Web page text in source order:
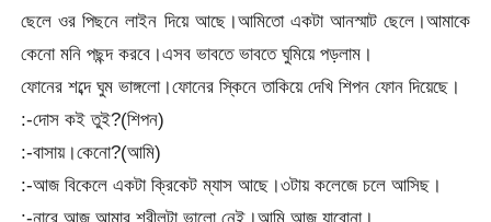
ছেলে ওর পিছনে লাইন দিয়ে আছে।আমিতো একটা আনস্মাট ছেলে।আমাকে
কেনো মনি পছন্দ করবে।এসব ভাবতে ভাবতে ঘুমিয়ে পড়লাম।
ফোনের শব্দে ঘুম ভাঙ্গলো।ফোনের স্কিনে তাকিয়ে দেখি শিপন ফোন দিয়েছে।
:-দোস কই তুই?(শিপন)
:-বাসায়।কেনো?(আমি)
:-আজ বিকেলে একটা ক্রিকেট ম্যাস আছে।৩টায় কলেজে চলে আসিছ।
:-নারে আজ আমার শরীলটা ভালো নেই।আমি আজ যাবোনা।